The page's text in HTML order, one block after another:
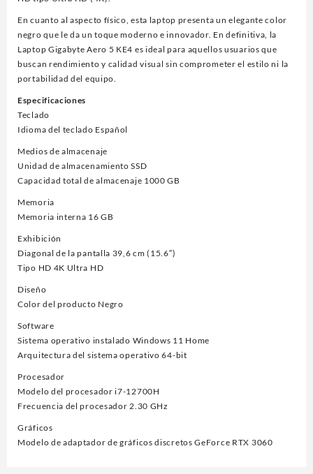
En cuanto al aspecto físico, esta laptop presenta un elegante color
negro que le da un toque moderno e innovador. En definitiva, la
Laptop Gigabyte Aero 5 KE4 es ideal para aquellos usuarios que
buscan rendimiento y calidad visual sin comprometer el estilo ni la
portabilidad del equipo.
Especificaciones
Teclado
Idioma del teclado Español
Medios de almacenaje
Unidad de almacenamiento SSD
Capacidad total de almacenaje 1000 GB
Memoria
Memoria interna 16 GB
Exhibición
Diagonal de la pantalla 39,6 cm (15.6″)
Tipo HD 4K Ultra HD
Diseño
Color del producto Negro
Software
Sistema operativo instalado Windows 11 Home
Arquitectura del sistema operativo 64-bit
Procesador
Modelo del procesador i7-12700H
Frecuencia del procesador 2.30 GHz
Gráficos
Modelo de adaptador de gráficos discretos GeForce RTX 3060